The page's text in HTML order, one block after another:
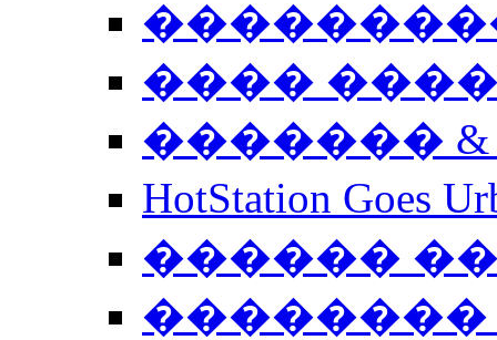
����
�������
HotStation
������
��������